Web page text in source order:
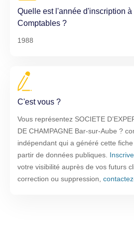
Quelle est l'année d'inscription
Comptables ?
1988
C'est vous ?
Vous représentez SOCIETE
DE CHAMPAGNE Bar-sur-Aube ?
indépendant qui a généré cette
partir de données publiques.
votre visibilité auprès de vos futurs
correction ou suppression,